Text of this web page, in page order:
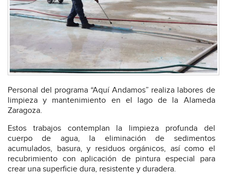
Personal del programa “Aquí Andamos” realiza labores de
limpieza y mantenimiento en el lago de la Alameda
Zaragoza.
Estos trabajos contemplan la limpieza profunda del
cuerpo de agua, la eliminación de sedimentos
acumulados, basura, y residuos orgánicos, así como el
recubrimiento con aplicación de pintura especial para
crear una superficie dura, resistente y duradera.